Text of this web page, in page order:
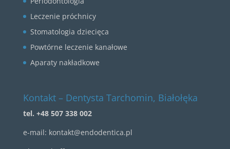
Leczenie próchnicy
Stomatologia dziecięca
Powtórne leczenie kanałowe
Aparaty nakładkowe
Kontakt – Dentysta Tarchomin, Białołęka
tel. +48 507 338 002
e-mail: kontakt@endodentica.pl